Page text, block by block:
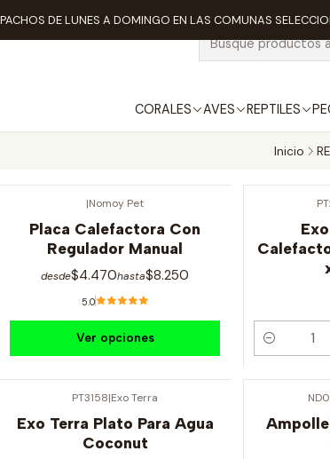
CORALES AVES REPTILES
DE LUNES A DOMINGO EN LAS COMUNAS
Inicio
|Nomoy Pet
Placa Calefactora Con
Regulador Manual
desde$4.470hasta$8.250
5.0
Ver opciones
Cantidad
PT3158|Exo Terra
Exo Terra Plato Para Agua
Coconut